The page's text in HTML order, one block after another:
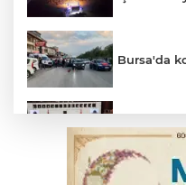
Bursa'da
kabul